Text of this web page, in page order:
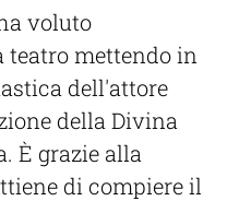
voluto
teatro mettendo in
dell'attore
della Divina
È grazie alla
di compiere il